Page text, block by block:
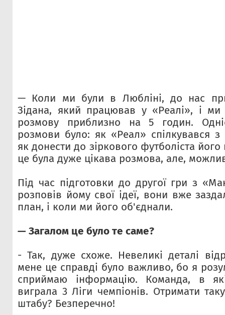
— Коли ми були в Любліні, до нас
Зідана, який працював у «Реалі», і
розмову приблизно на 5 годин.
розмови було: як «Реал» спілкувався з
як донести до зіркового футболіста його
це була дуже цікава розмова, але,
Під час підготовки до другої гри з
розповів йому свої ідеї, вони вже
план, і коли ми його об'єднали.
— Загалом це було те саме?
- Так, дуже схоже. Невеликі деталі
мене це справді було важливо, бо я
сприймаю інформацію. Команда, в
виграла 3 Ліги чемпіонів. Отримати
штабу? Безперечно!